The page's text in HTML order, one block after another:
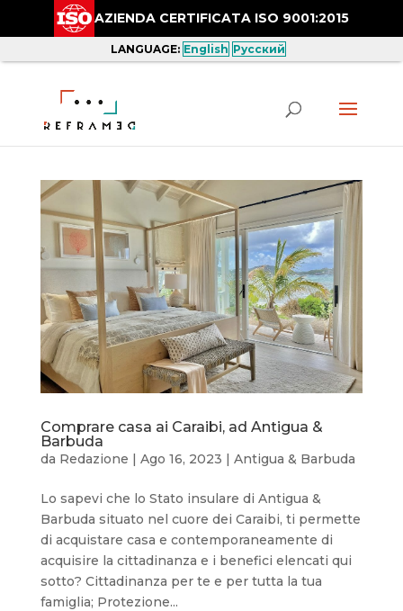
Comprare casa ai Caraibi, ad Antigua &
Barbuda
da Redazione | Ago 16, 2023 | Antigua & Barbuda
Lo sapevi che lo Stato insulare di Antigua &
Barbuda situato nel cuore dei Caraibi, ti permette
di acquistare casa e contemporaneamente di
acquisire la cittadinanza e i benefici elencati qui
sotto? Cittadinanza per te e per tutta la tua
famiglia; Protezione...
AZIENDA CERTIFICATA ISO 9001:2015
LANGUAGE: English Русский